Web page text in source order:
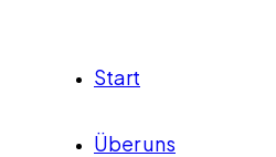
Start
Über uns